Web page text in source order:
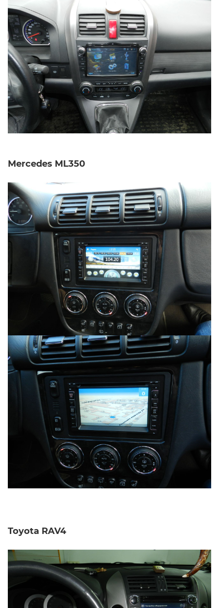
Mercedes ML350
Toyota RAV4